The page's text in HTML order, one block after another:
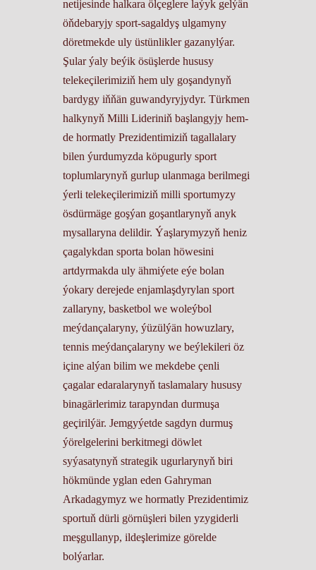
netijesinde halkara ölçeglere laýyk gelýän
öňdebaryjy sport-sagaldyş ulgamyny
döretmekde uly üstünlikler gazanylýar.
Şular ýaly beýik ösüşlerde hususy
telekeçilerimiziň hem uly goşandynyň
bardygy iňňän guwandyryjydyr. Türkmen
halkynyň Milli Lideriniň başlangyjy hem-
de hormatly Prezidentimiziň tagallalary
bilen ýurdumyzda köpugurly sport
toplumlarynyň gurlup ulanmaga berilmegi
ýerli telekeçilerimiziň milli sportumyzy
ösdürmäge goşýan goşantlarynyň anyk
mysallaryna delildir. Ýaşlarymyzyň heniz
çagalykdan sporta bolan höwesini
artdyrmakda uly ähmiýete eýe bolan
ýokary derejede enjamlaşdyrylan sport
zallaryny, basketbol we woleýbol
meýdançalaryny, ýüzülýän howuzlary,
tennis meýdançalaryny we beýlekileri öz
içine alýan bilim we mekdebe çenli
çagalar edaralarynyň taslamalary hususy
binagärlerimiz tarapyndan durmuşa
geçirilýär. Jemgyýetde sagdyn durmuş
ýörelgelerini berkitmegi döwlet
syýasatynyň strategik ugurlarynyň biri
hökmünde yglan eden Gahryman
Arkadagymyz we hormatly Prezidentimiz
sportuň dürli görnüşleri bilen yzygiderli
meşgullanyp, ildeşlerimize görelde
bolýarlar.